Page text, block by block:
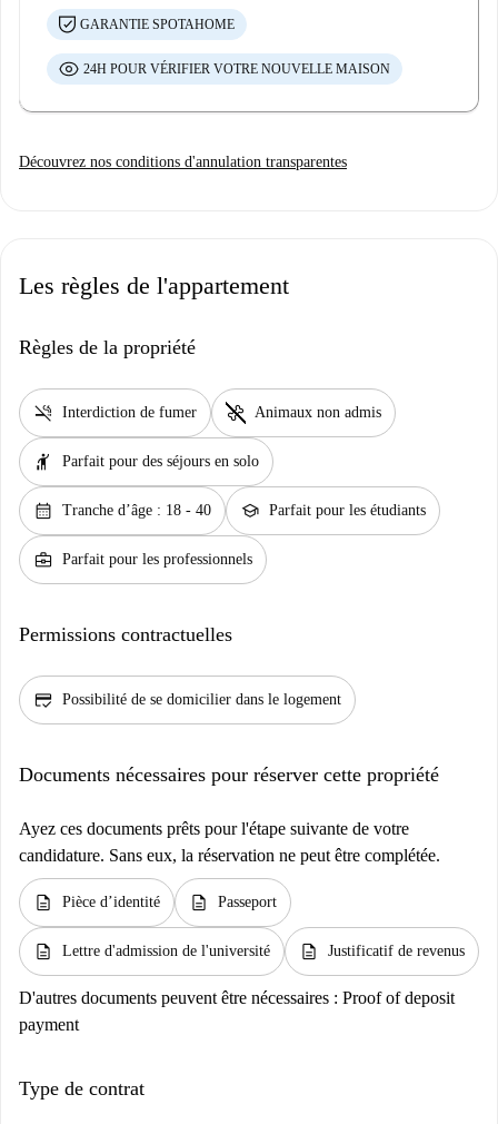
GARANTIE SPOTAHOME
24H POUR VÉRIFIER VOTRE NOUVELLE MAISON
Découvrez nos conditions d'annulation transparentes
Les règles de l'appartement
Règles de la propriété
smoke_free Interdiction de fumer pet_supplies Animaux non admis
hail Parfait pour des séjours en solo
calendar_month Tranche d’âge : 18 - 40 school Parfait pour les étudiants
business_center Parfait pour les professionnels
Permissions contractuelles
credit_score Possibilité de se domicilier dans le logement
Documents nécessaires pour réserver cette propriété
Ayez ces documents prêts pour l'étape suivante de votre
candidature. Sans eux, la réservation ne peut être complétée.
description Pièce d’identité description Passeport
description Lettre d'admission de l'université description Justificatif de revenus
D'autres documents peuvent être nécessaires : Proof of deposit
payment
Type de contrat